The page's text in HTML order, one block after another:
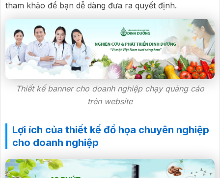
tham khảo để bạn dễ dàng đưa ra quyết định.
Thiết kế banner cho doanh nghiệp chạy quảng cáo
trên website
Lợi ích của thiết kế đồ họa chuyên nghiệp
cho doanh nghiệp